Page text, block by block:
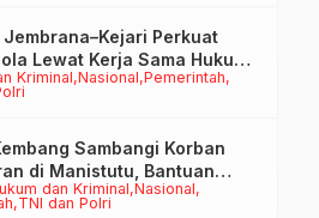
Kriminal Nasional Pemerintah
Jembrana–Kejari Perkuat
Lewat Kerja Sama Hukum
dan Kriminal Nasional
TNI dan Polri
Sambangi Korban
di Manistutu, Bantuan
untuk Ringankan Beban